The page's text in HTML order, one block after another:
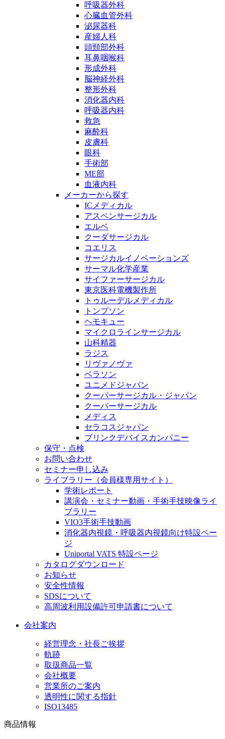
呼吸器外科
心臓血管外科
泌尿器科
産婦人科
頭頸部外科
耳鼻咽喉科
形成外科
脳神経外科
整形外科
消化器内科
呼吸器内科
救急
麻酔科
皮膚科
眼科
手術部
ME部
血液内科
メーカーから探す
ICメディカル
アスペンサージカル
エルベ
クーダサージカル
コエリス
サージカルイノベーションズ
サーマル化学産業
サイファーサージカル
東京医科電機製作所
トゥルーデルメディカル
トンプソン
ヘモキュー
マイクロラインサージカル
山科精器
ラジス
リヴァノヴァ
ベラソン
ユニメドジャパン
クーパーサージカル・ジャパン
クーパーサージカル
メディス
セラコスジャパン
ブリンクデバイスカンパニー
保守・点検
お問い合わせ
セミナー申し込み
ライブラリー（会員様専用サイト）
学術レポート
講演会・セミナー動画・手術手技映像ライ
ブラリー
VIO3手術手技動画
消化器内視鏡・呼吸器内視鏡向け特設ペー
ジ
Uniportal VATS 特設ページ
カタログダウンロード
お知らせ
安全性情報
SDSについて
高周波利用設備許可申請書について
会社案内
経営理念・社長ご挨拶
軌跡
取扱商品一覧
会社概要
営業所のご案内
透明性に関する指針
ISO13485
商品情報